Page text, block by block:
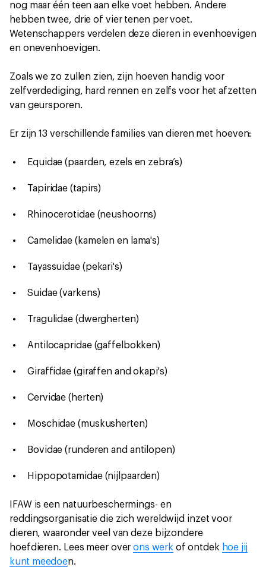
nog maar één teen aan elke voet hebben. Andere
hebben twee, drie of vier tenen per voet.
Wetenschappers verdelen deze dieren in evenhoevigen
en onevenhoevigen.
Zoals we zo zullen zien, zijn hoeven handig voor
zelfverdediging, hard rennen en zelfs voor het afzetten
van geursporen.
Er zijn 13 verschillende families van dieren met hoeven:
Equidae (paarden, ezels en zebra’s)
Tapiridae (tapirs)
Rhinocerotidae (neushoorns)
Camelidae (kamelen en lama's)
Tayassuidae (pekari's)
Suidae (varkens)
Tragulidae (dwergherten)
Antilocapridae (gaffelbokken)
Giraffidae (giraffen and okapi's)
Cervidae (herten)
Moschidae (muskusherten)
Bovidae (runderen and antilopen)
Hippopotamidae (nijlpaarden)
IFAW is een natuurbeschermings- en
reddingsorganisatie die zich wereldwijd inzet voor
dieren, waaronder veel van deze bijzondere
hoefdieren. Lees meer overons werk of ontdek hoe jij
kunt meedoen.